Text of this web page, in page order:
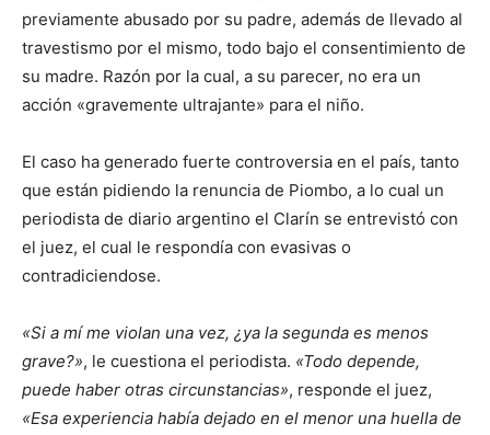
previamente abusado por su padre, además de llevado al
travestismo por el mismo, todo bajo el consentimiento de
su madre. Razón por la cual, a su parecer, no era un
acción «gravemente ultrajante» para el niño.
El caso ha generado fuerte controversia en el país, tanto
que están pidiendo la renuncia de Piombo, a lo cual un
periodista de diario argentino el Clarín se entrevistó con
el juez, el cual le respondía con evasivas o
contradiciendose.
«Si a mí me violan una vez, ¿ya la segunda es menos
grave?», le cuestiona el periodista. «Todo depende,
puede haber otras circunstancias», responde el juez,
«Esa experiencia había dejado en el menor una huella de